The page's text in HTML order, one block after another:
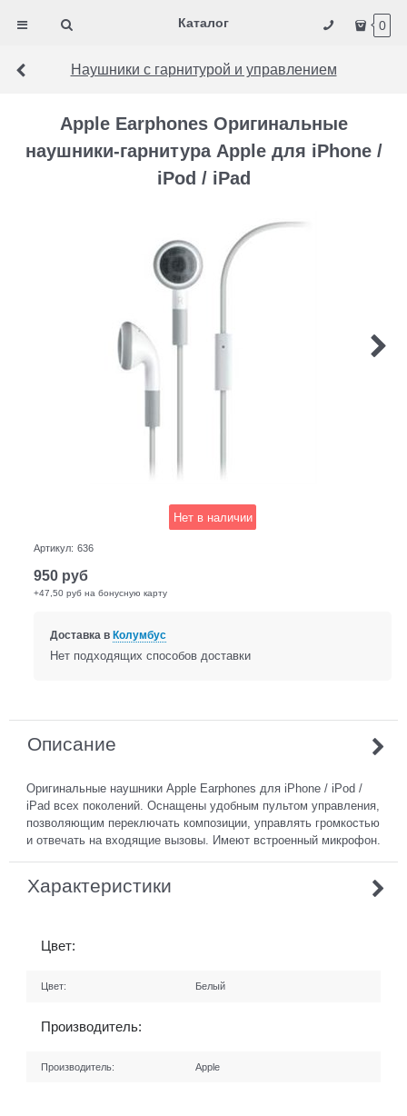
Каталог 0
Наушники с гарнитурой и управлением
Apple Earphones Оригинальные
наушники-гарнитура Apple для iPhone /
iPod / iPad
Нет в наличии
Артикул: 636
950 руб
+47,50 руб на бонусную карту
Доставка в Колумбус
Нет подходящих способов доставки
Описание
Оригинальные наушники Apple Earphones для iPhone / iPod /
iPad всех поколений. Оснащены удобным пультом управления,
позволяющим переключать композиции, управлять громкостью
и отвечать на входящие вызовы. Имеют встроенный микрофон.
Характеристики
Цвет:
Цвет: Белый
Производитель:
Производитель: Apple